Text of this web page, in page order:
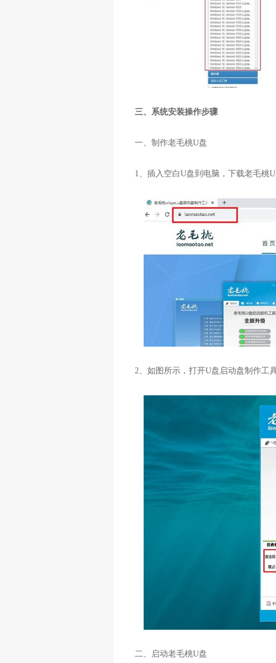
三、系统安装操作步骤
一、制作老毛桃U盘
1、插入空白U盘到电脑，下载老毛桃U
2 、如图所示，打开U盘启动盘制作工
二、启动老毛桃U盘